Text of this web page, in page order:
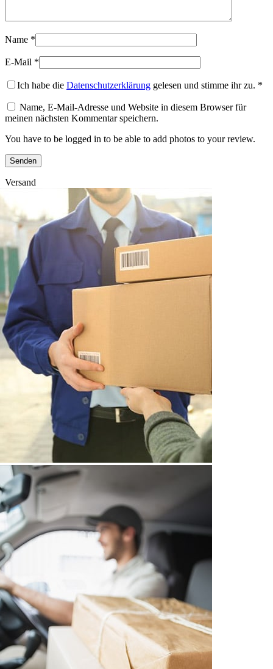
Name *
E-Mail *
Ich habe die Datenschutzerklärung gelesen und stimme ihr zu. *
Name, E-Mail-Adresse und Website in diesem Browser für
meinen nächsten Kommentar speichern.
You have to be logged in to be able to add photos to your review.
Versand